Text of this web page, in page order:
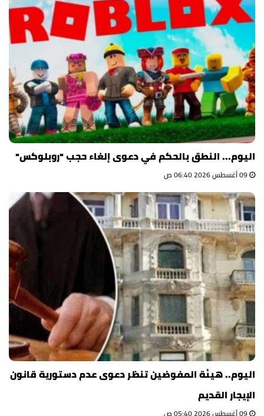
اليوم... النطق بالحكم في دعوى إلغاء حجب "روبلوكس"
اليوم.. هيئة المفوضين تنظر دعوى عدم دستورية قانون
الإيجار القديم